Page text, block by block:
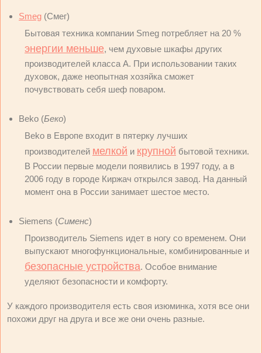
Smeg (Смег)
Бытовая техника компании Smeg потребляет на 20 %
энергии меньше, чем духовые шкафы других
производителей класса А. При использовании таких
духовок, даже неопытная хозяйка сможет
почувствовать себя шеф поваром.
Beko (Беко)
Beko в Европе входит в пятерку лучших
производителей мелкой и крупной бытовой техники.
В России первые модели появились в 1997 году, а в
2006 году в городе Киржач открылся завод. На данный
момент она в России занимает шестое место.
Siemens (Сименс)
Производитель Siemens идет в ногу со временем. Они
выпускают многофункциональные, комбинированные и
безопасные устройства. Особое внимание
уделяют безопасности и комфорту.
У каждого производителя есть своя изюминка, хотя все они
похожи друг на друга и все же они очень разные.